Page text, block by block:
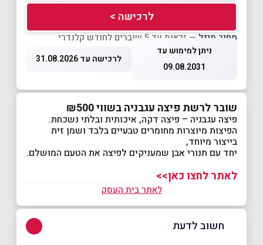
לרכישה >
מחיר מוזל — זכאות עד 5 שוברים לחודש קלנדרי
ניתן למימוש עד
09.08.2031
לרכישה עד 31.08.2026
שובר לרשת פיצה עגבניה בשווי ₪500
פיצה עגבניה – פיצה דקה, איכותית ובלתי נשכחת.
הפיצות מיוצרות מחומרים טבעיים בלבד ושמן זית
בייצור מיוחד,
יחד עם תנורי אבן שמעניקים לפיצה את הטעם המושלם.
לאתר לחצו כאן>>
לאתר בית העסק
חשוב לדעת